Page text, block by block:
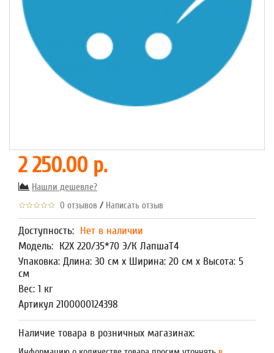
2 250.00 р.
Нашли дешевле?
0 отзывов / Написать отзыв
Доступность: Нет в наличии
Модель: К2Х 220/35*70 Э/К ЛапшаТ4
Упаковка: Длина: 30 см x Ширина: 20 см x Высота: 5
см
Вес: 1 кг
Артикул 2100000124398
Наличие товара в розничных магазинах: